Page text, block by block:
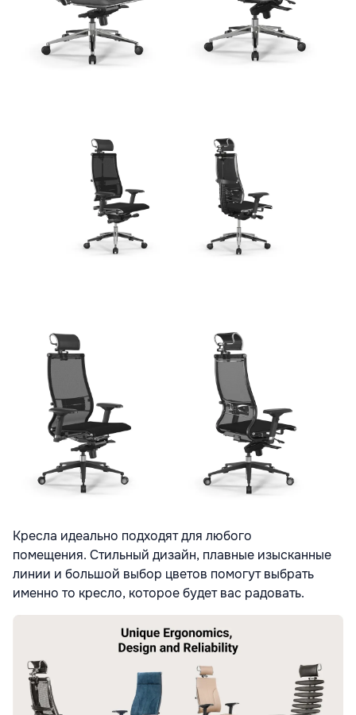
Кресла идеально подходят для любого
помещения. Стильный дизайн, плавные изысканные
линии и большой выбор цветов помогут выбрать
именно то кресло, которое будет вас радовать.